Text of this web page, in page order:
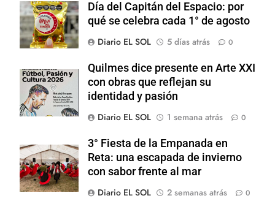
Día del Capitán del Espacio: por
qué se celebra cada 1° de agosto
Diario EL SOL
5 días atrás 0
Quilmes dice presente en Arte XXI
con obras que reflejan su
identidad y pasión
Diario EL SOL
1 semana atrás 0
3° Fiesta de la Empanada en
Reta: una escapada de invierno
con sabor frente al mar
Diario EL SOL
2 semanas atrás 0